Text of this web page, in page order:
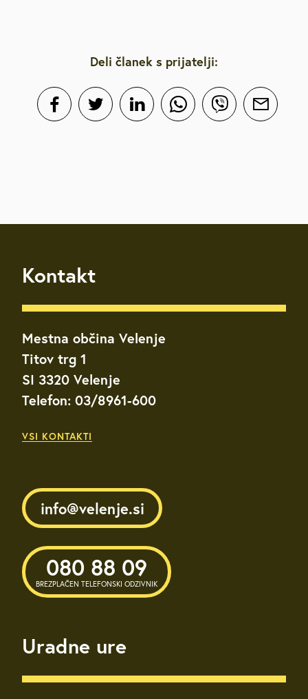
Deli članek s prijatelji:
Kontakt
Mestna občina Velenje
Titov trg 1
SI 3320 Velenje
Telefon: 03/8961-600
VSI KONTAKTI
info@velenje.si
080 88 09
BREZPLAČEN TELEFONSKI ODZIVNIK
Uradne ure